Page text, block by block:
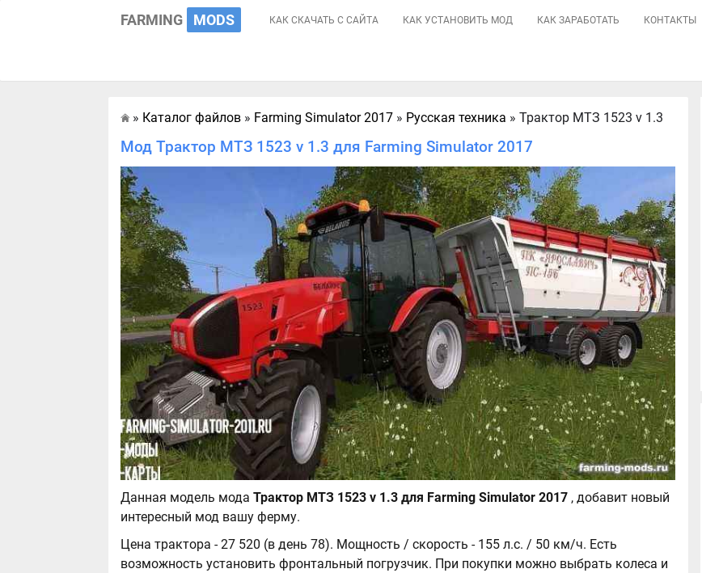
FARMING MODS КАК СКАЧАТЬ С САЙТА КАК УСТАНОВИТЬ МОД КАК ЗАРАБОТАТЬ КОНТАКТЫ
Главная
» Каталог файлов » Farming Simulator 2017 » Русская техника » Трактор МТЗ 1523 v 1.3
Мод Трактор МТЗ 1523 v 1.3 для Farming Simulator 2017
Данная модель мода Трактор МТЗ 1523 v 1.3 для Farming Simulator 2017 , добавит новый
интересный мод вашу ферму.
Цена трактора - 27 520 (в день 78). Мощность / скорость - 155 л.с. / 50 км/ч. Есть
возможность установить фронтальный погрузчик. При покупки можно выбрать колеса и